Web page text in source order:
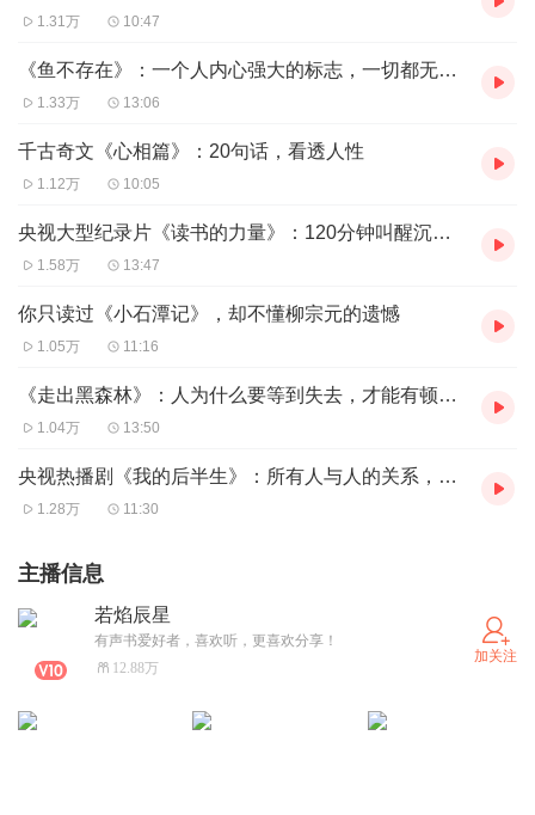
1.31万 10:47
《鱼不存在》：一个人内心强大的标志，一切都无关紧要
1.33万 13:06
千古奇文《心相篇》：20句话，看透人性
1.12万 10:05
央视大型纪录片《读书的力量》：120分钟叫醒沉睡的自己
1.58万 13:47
你只读过《小石潭记》，却不懂柳宗元的遗憾
1.05万 11:16
《走出黑森林》：人为什么要等到失去，才能有顿悟？
1.04万 13:50
央视热播剧《我的后半生》：所有人与人的关系，背后都是明码标价
1.28万 11:30
主播信息
若焰辰星
有声书爱好者，喜欢听，更喜欢分享！
12.88万
加关注